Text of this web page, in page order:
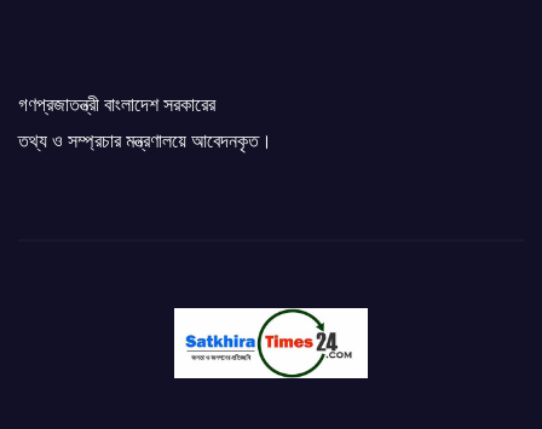
গণপ্রজাতন্ত্রী বাংলাদেশ সরকারের
তথ্য ও সম্প্রচার মন্ত্রণালয়ে আবেদনকৃত।